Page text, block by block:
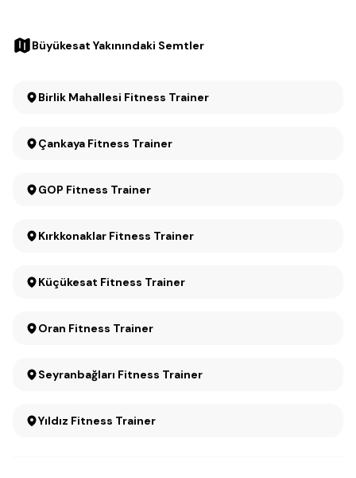
Büyükesat Yakınındaki Semtler
Birlik Mahallesi Fitness Trainer
Çankaya Fitness Trainer
GOP Fitness Trainer
Kırkkonaklar Fitness Trainer
Küçükesat Fitness Trainer
Oran Fitness Trainer
Seyranbağları Fitness Trainer
Yıldız Fitness Trainer